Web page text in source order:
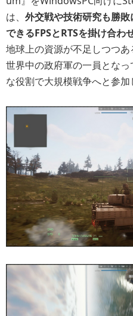
は、 外交戦や技術研究も勝
できるFPSとRTSを掛け合わ
地球上の資源が不足しつつ
世界中の政府軍の一員とな
な役割で大規模戦争へと参加